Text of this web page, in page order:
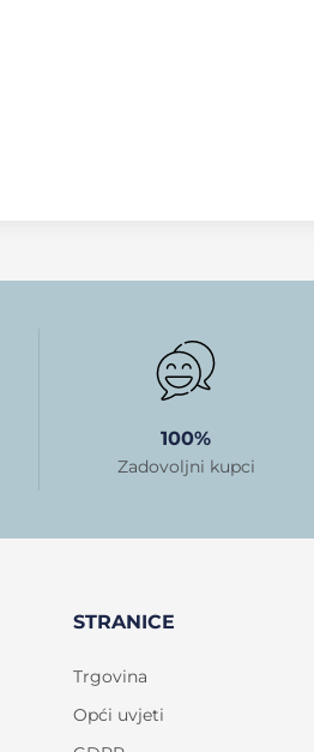
100%
Zadovoljni kupci
STRANICE
Trgovina
Opći uvjeti